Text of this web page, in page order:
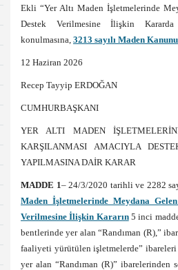
Ekli “Yer Altı Maden İşletmelerinde
Destek Verilmesine İlişkin
konulmasına, 3213 sayılı Maden
12 Haziran 2026
Recep Tayyip ERDOĞAN
CUMHURBAŞKANI
YER ALTI MADEN
KARŞILANMASI AMACIYLA
YAPILMASINA DAİR KARAR
MADDE 1– 24/3/2020 tarihli ve 2282
Maden İşletmelerinde Meydana
Verilmesine İlişkin Kararın5 inci
bentlerinde yer alan “Randıman (R),”
faaliyeti yürütülen işletmelerde”
yer alan “Randıman (R)”